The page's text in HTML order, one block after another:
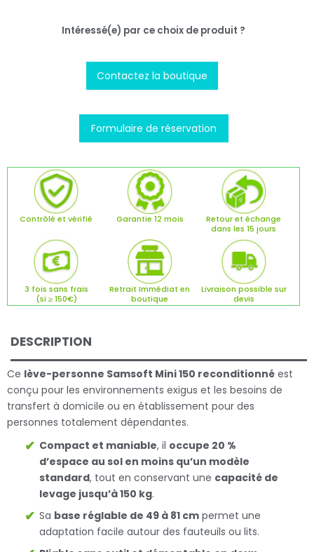
Intéressé(e) par ce choix de produit ?
Contactez la boutique
Formulaire de réservation
Contrôlé et vérifié Garantie 12 mois
Retour et échange
dans les 15 jours
3 fois sans frais
(si ≥ 150€)
Retrait Immédiat en
boutique
Livraison possible sur
devis
DESCRIPTION
Ce lève-personne Samsoft Mini 150 reconditionné est
conçu pour les environnements exigus et les besoins de
transfert à domicile ou en établissement pour des
personnes totalement dépendantes.
Compact et maniable, il occupe 20 %
d’espace au sol en moins qu’un modèle
standard, tout en conservant une capacité de
levage jusqu’à 150 kg.
Sa base réglable de 49 à 81 cm permet une
adaptation facile autour des fauteuils ou lits.